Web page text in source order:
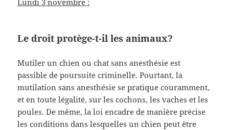
Lundi 3 novembre :
Le droit protège-t-il les animaux?
Mutiler un chien ou chat sans anesthésie est
passible de poursuite criminelle. Pourtant, la
mutilation sans anesthésie se pratique couramment,
et en toute légalité, sur les cochons, les vaches et les
poules. De même, la loi encadre de manière précise
les conditions dans lesquelles un chien peut être